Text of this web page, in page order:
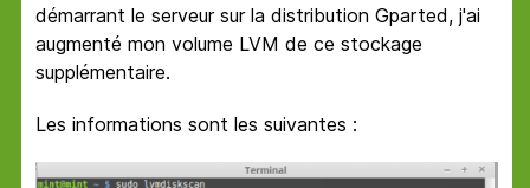
démarrant le serveur sur la distribution Gparted, j'ai
augmenté mon volume LVM de ce stockage
supplémentaire.
Les informations sont les suivantes :